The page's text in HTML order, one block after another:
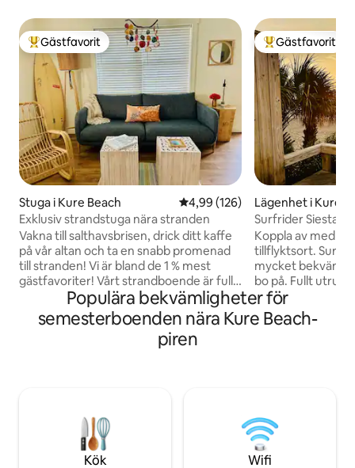
Populär gästfavorit
Gästfavorit
Stuga i Kure Beach 4,99 av 5 i genomsnittligt
4,99 (126)
Exklusiv strandstuga nära stranden
Vakna till salthavsbrisen, drick ditt kaffe
på vår altan och ta en snabb promenad
till stranden! Vi är bland de 1 % mest
gästfavoriter! Vårt strandboende är fullt
utrustat och familjevänligt eller perfekt
för en pars strandsemester. Havet ligger
3 minuters promenad bort via vår gatus
strandtillgång. Restauranger, shopping
färjeterminalen till Southport. Kom och
koppla av hos oss!
Populär
Gästfavorit
Lägenhet i Kure
Surfrider Siesta -
bubbelpool - hiss
Koppla av med
tillflyktsort.
mycket bekvämt,
bo på. Fullt
behövs för
torktumlare inom
kabel. Tillgång till privat strand är 100
bubbelpool, gym
Tyvärr inga
enligt HOA.
Populära bekvämligheter för
semesterboenden nära Kure Beach-
piren
Kök Wifi